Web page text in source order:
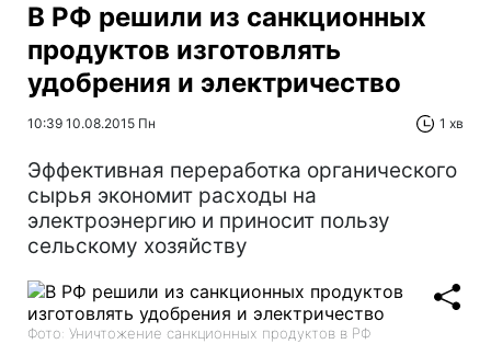
В РФ решили из санкционных
продуктов изготовлять
удобрения и электричество
10:39 10.08.2015 Пн 1 хв
Эффективная переработка органического
сырья экономит расходы на
электроэнергию и приносит пользу
сельскому хозяйству
Фото: Уничтожение санкционных продуктов в РФ